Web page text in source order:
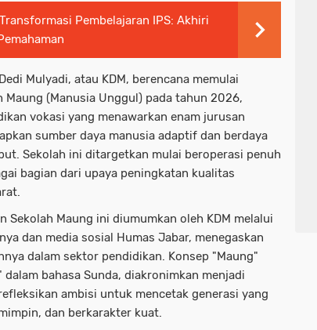
Pembelajaran IPS: Akhiri
Mulyadi, atau KDM, berencana memulai
Maung (Manusia Unggul) pada tahun 2026,
vokasi yang menawarkan enam jurusan
sumber daya manusia adaptif dan berdaya
Sekolah ini ditargetkan mulai beroperasi penuh
bagian dari upaya peningkatan kualitas
Sekolah Maung ini diumumkan oleh KDM melalui
dan media sosial Humas Jabar, menegaskan
dalam sektor pendidikan. Konsep "Maung"
bahasa Sunda, diakronimkan menjadi
ambisi untuk mencetak generasi yang
dan berkarakter kuat.